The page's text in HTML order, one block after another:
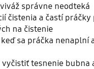
správne neodteká
čistenia a častí práčky
na čistenie
sa práčka nenaplní
tesnenie bubna